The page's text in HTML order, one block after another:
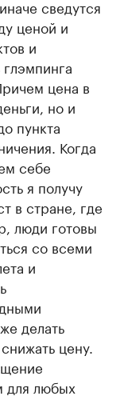
сведутся
ценой и
и
цена в
но и
пункта
Когда
себе
я получу
в стране, где
люди готовы
со всеми
и
делать
цену.
для любых